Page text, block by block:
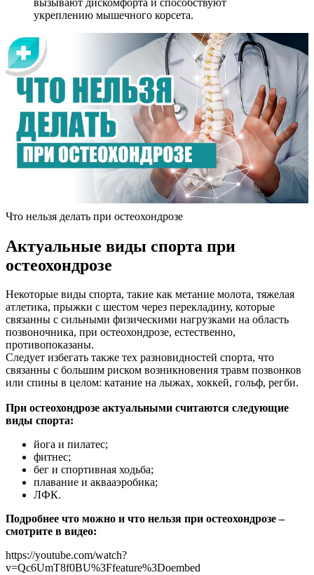
укреплению мышечного корсета.
Что нельзя делать при остеохондрозе
Актуальные виды спорта при
остеохондрозе
Некоторые виды спорта, такие как метание молота, тяжелая
атлетика, прыжки с шестом через перекладину, которые
связанны с сильными физическими нагрузками на область
позвоночника, при остеохондрозе, естественно,
противопоказаны.
Следует избегать также тех разновидностей спорта, что
связанны с большим риском возникновения травм позвонков
или спины в целом: катание на лыжах, хоккей, гольф, регби.
При остеохондрозе актуальными считаются следующие
виды спорта:
йога и пилатес;
фитнес;
бег и спортивная ходьба;
плавание и аквааэробика;
ЛФК.
Подробнее что можно и что нельзя при остеохондрозе –
смотрите в видео:
https://youtube.com/watch?
v=Qc6UmT8f0BU%3Ffeature%3Doembed